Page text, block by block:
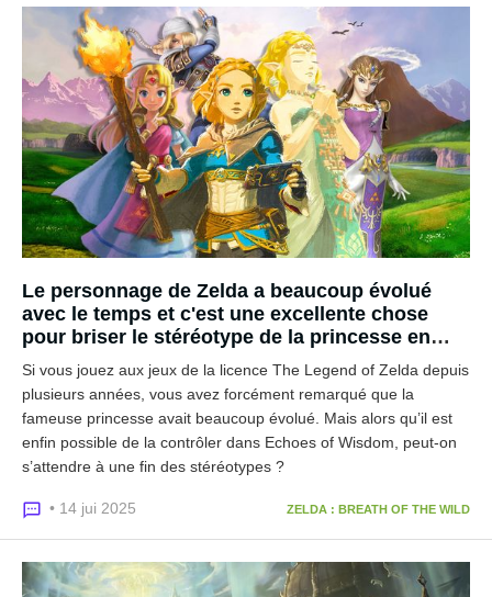
Le personnage de Zelda a beaucoup évolué
avec le temps et c'est une excellente chose
pour briser le stéréotype de la princesse en
détresse
Si vous jouez aux jeux de la licence The Legend of Zelda depuis
plusieurs années, vous avez forcément remarqué que la
fameuse princesse avait beaucoup évolué. Mais alors qu’il est
enfin possible de la contrôler dans Echoes of Wisdom, peut-on
s’attendre à une fin des stéréotypes ?
• 14 jui 2025 ZELDA : BREATH OF THE WILD